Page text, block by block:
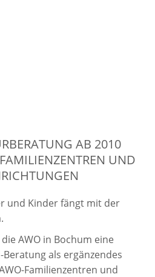
AB 2010
UND
und Kinder fängt mit der
AWO in Bochum eine
als ergänzendes
Familienzentren und